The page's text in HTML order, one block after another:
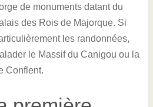
de monuments datant du
des Rois de Majorque. Si
les randonnées,
le Massif du Canigou ou la
Conflent.